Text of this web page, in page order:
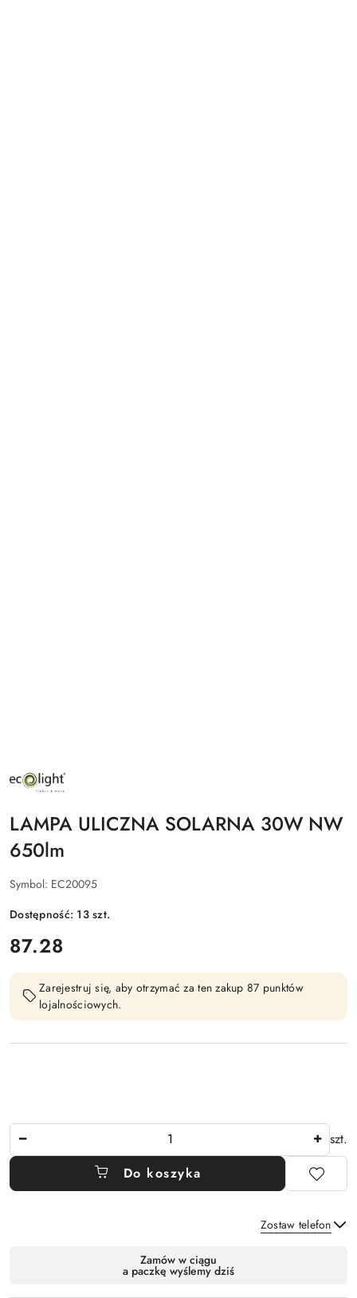
NAZWA
PRODUCENTA:
LAMPA ULICZNA SOLARNA 30W NW
650lm
Symbol: EC20095
Dostępność: 13szt.
cena:
87.28
Zarejestruj się, aby otrzymać za ten zakup 87 punktów
lojalnościowych.
szt.
Do koszyka
Zostaw telefon
Zamów w ciągu
a paczkę wyślemy dziś